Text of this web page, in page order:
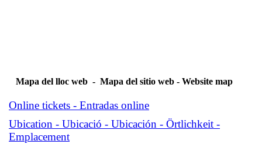
Mapa del lloc web - Mapa del sitio web - Website map
Online tickets - Entradas online
Ubication - Ubicació - Ubicación - Örtlichkeit -
Emplacement